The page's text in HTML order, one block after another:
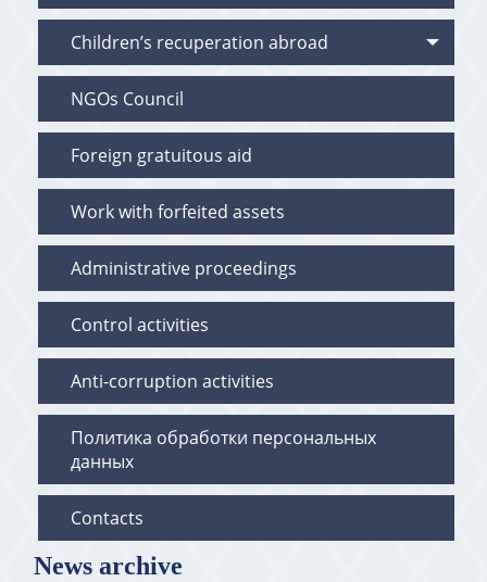
Children’s recuperation abroad
NGOs Council
Foreign gratuitous aid
Work with forfeited assets
Administrative proceedings
Control activities
Anti-corruption activities
Политика обработки персональных
данных
Contacts
News archive